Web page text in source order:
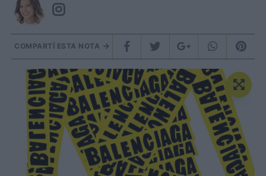
COMPARTÍ ESTA NOTA